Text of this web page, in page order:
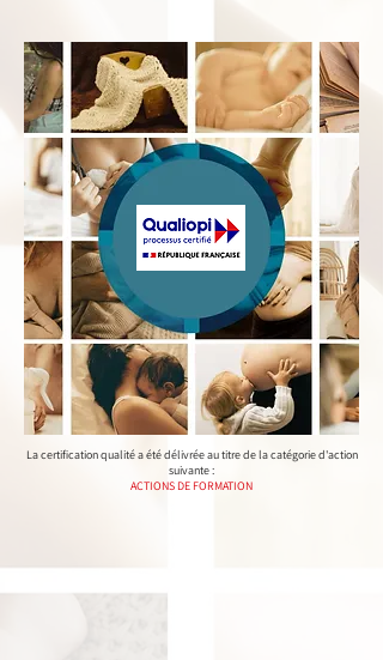
La certification qualité a été délivrée au titre de la catégorie d'action
suivante :
ACTIONS DE FORMATION